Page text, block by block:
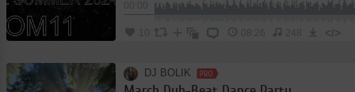
08:26 248 </>
DJ BOLIK